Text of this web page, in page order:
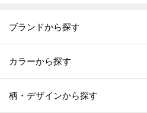
ブランドから探す
カラーから探す
柄・デザインから探す